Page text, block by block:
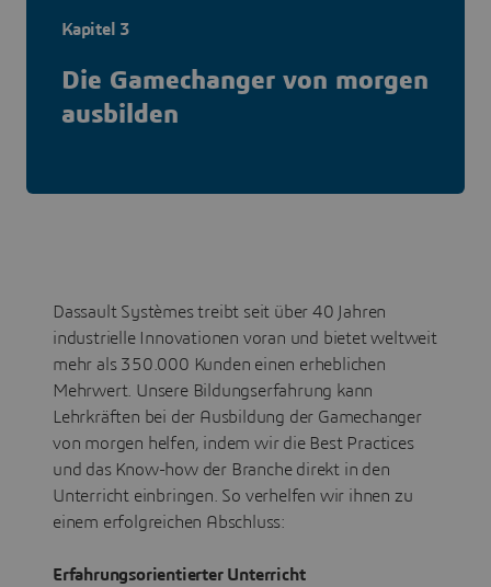
Kapitel 3
Die Gamechanger von morgen
ausbilden
Dassault Systèmes treibt seit über 40 Jahren
industrielle Innovationen voran und bietet weltweit
mehr als 350.000 Kunden einen erheblichen
Mehrwert. Unsere Bildungserfahrung kann
Lehrkräften bei der Ausbildung der Gamechanger
von morgen helfen, indem wir die Best Practices
und das Know-how der Branche direkt in den
Unterricht einbringen. So verhelfen wir ihnen zu
einem erfolgreichen Abschluss:
Erfahrungsorientierter Unterricht